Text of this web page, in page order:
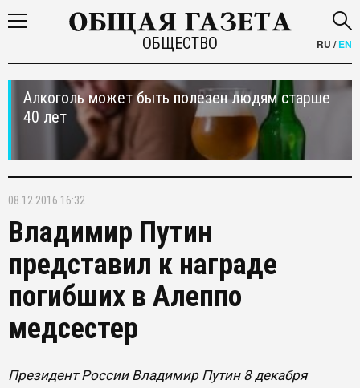
ОБЩЕСТВО RU /EN
Алкоголь может быть полезен людям старше
40 лет
08.12.2016 16:32
Владимир Путин
представил к награде
погибших в Алеппо
медсестер
Президент России Владимир Путин 8 декабря